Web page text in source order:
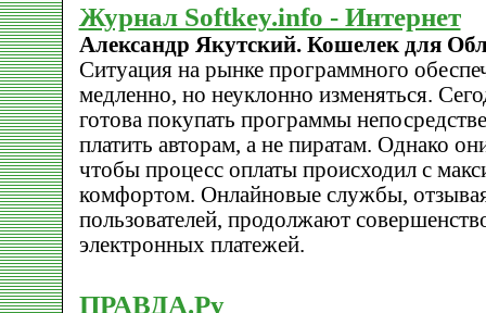
Журнал Softkey.info - Интернет
Александр Якутский. Кошелек для
Ситуация на рынке программного
медленно, но неуклонно изменяться.
готова покупать программы
платить авторам, а не пиратам. Однако
чтобы процесс оплаты происходил с
комфортом. Онлайновые службы,
пользователей, продолжают
электронных платежей.
ПРАВДА.Ру